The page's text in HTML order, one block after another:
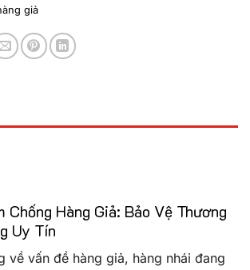
giả
Chống Hàng Giả: Bảo Vệ Thương
Uy Tín
về vấn đề hàng giả, hàng nhái đang